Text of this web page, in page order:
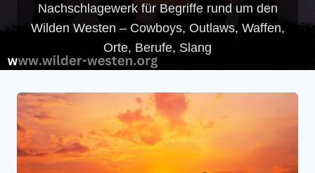
Nachschlagewerk für Begriffe rund um den
Wilden Westen – Cowboys, Outlaws, Waffen,
Orte, Berufe, Slang